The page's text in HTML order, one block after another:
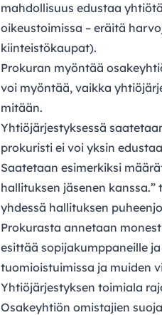
mahdollisuus edustaa
oikeustoimissa – eräitä
kiinteistökaupat).
Prokuran myöntää
voi myöntää, vaikka
mitään.
Yhtiöjärjestyksessä
prokuristi ei voi yksin
Saatetaan esimerkiksi
hallituksen jäsenen
yhdessä hallituksen
Prokurasta annetaan
esittää sopijakumppaneille
tuomioistuimissa ja muiden
Yhtiöjärjestyksen toimiala
Osakeyhtiön omistajien